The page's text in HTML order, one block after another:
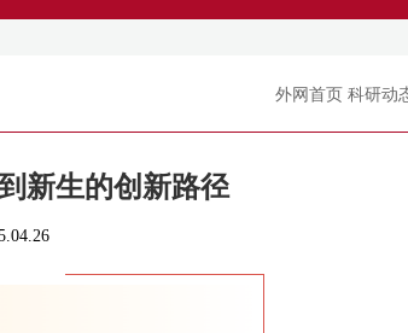
外网首页 科研动
新生的创新路径